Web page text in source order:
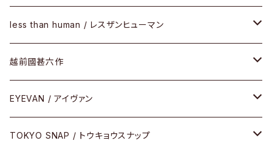
SUNSHIFT
ケア用品
サングラス
Frogskins(フロッグスキン )
Latch(ラッチ)
その他
修理
小物
メガネフレーム
サングラス
その他
less than human / レスザンヒューマン
メガネフレーム
サングラス
その他
越前國甚六作
セルフレーム
メタルフレーム
EYEVAN / アイヴァン
メガネ
TOKYO SNAP / トウキョウスナップ